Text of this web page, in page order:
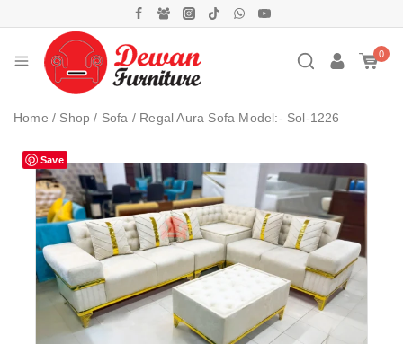
0
Home / Shop / Sofa / Regal Aura Sofa Model:- Sol-1226
Save